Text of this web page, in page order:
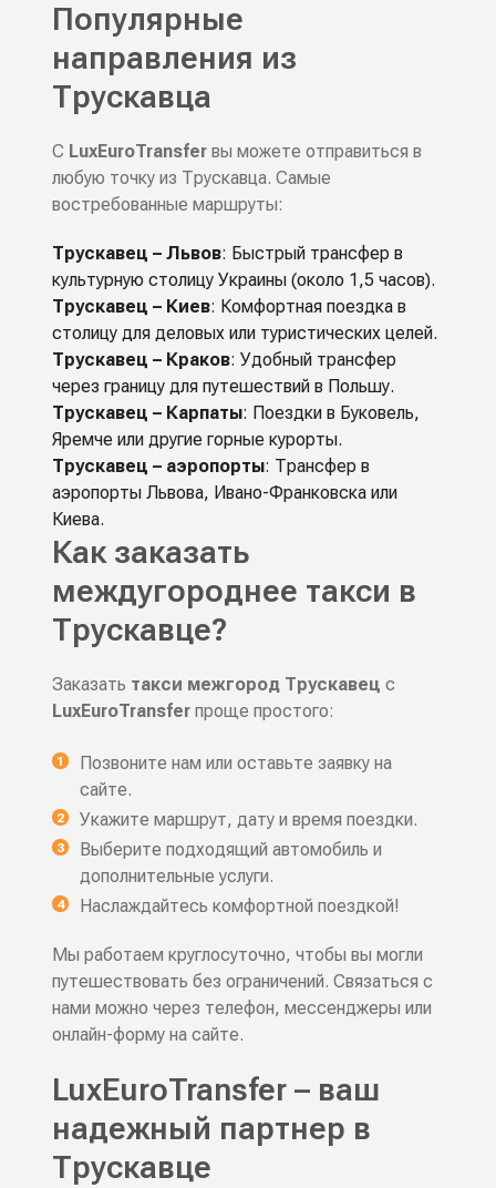
Популярные
направления из
Трускавца
С LuxEuroTransferвы можете отправиться в
любую точку из Трускавца. Самые
востребованные маршруты:
Трускавец – Львов: Быстрый трансфер в
культурную столицу Украины (около 1,5 часов).
Трускавец – Киев: Комфортная поездка в
столицу для деловых или туристических целей.
Трускавец – Краков: Удобный трансфер
через границу для путешествий в Польшу.
Трускавец – Карпаты: Поездки в Буковель,
Яремче или другие горные курорты.
Трускавец – аэропорты: Трансфер в
аэропорты Львова, Ивано-Франковска или
Киева.
Как заказать
междугороднее такси в
Трускавце?
Заказать такси межгород Трускавец с
LuxEuroTransferпроще простого:
Позвоните нам или оставьте заявку на
сайте.
Укажите маршрут, дату и время поездки.
Выберите подходящий автомобиль и
дополнительные услуги.
Наслаждайтесь комфортной поездкой!
Мы работаем круглосуточно, чтобы вы могли
путешествовать без ограничений. Связаться с
нами можно через телефон, мессенджеры или
онлайн-форму на сайте.
LuxEuroTransfer – ваш
надежный партнер в
Трускавце